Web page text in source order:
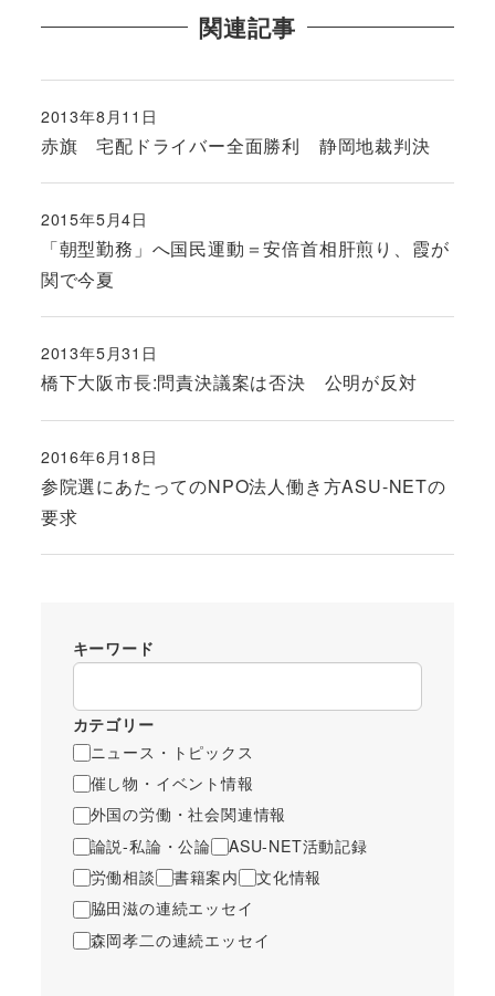
関連記事
赤旗 宅配ドライバー全面勝利 静岡地裁判決
投稿日
2013年8月11日
「朝型勤務」へ国民運動＝安倍首相肝煎り、霞が
関で今夏
投稿日
2015年5月4日
橋下大阪市長:問責決議案は否決 公明が反対
投稿日
2013年5月31日
参院選にあたってのNPO法人働き方ASU-NETの
要求
投稿日
2016年6月18日
キーワード
カテゴリー
ニュース・トピックス
催し物・イベント情報
外国の労働・社会関連情報
論説-私論・公論
ASU-NET活動記録
労働相談
書籍案内
文化情報
脇田滋の連続エッセイ
森岡孝二の連続エッセイ